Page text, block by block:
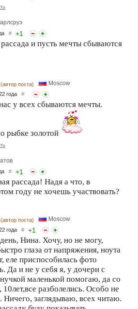
# +1
и пусть мечты сбываются
(автор поста) Moscow
года #
у всех сбываются мечты.
рыбке золотой
# +1
рассада! Надя а что, в
году не хочешь участвовать?
(автор поста) Moscow
года # +1
Нина. Хочу, но не могу,
глаза от напряжения, ноута
еле приспособилась фото
Да и не у себя я, у дочери с
маленькой помогаю, да со
10лет,все разболелись. Особо не
Ничего, заглядываю, всех читаю.